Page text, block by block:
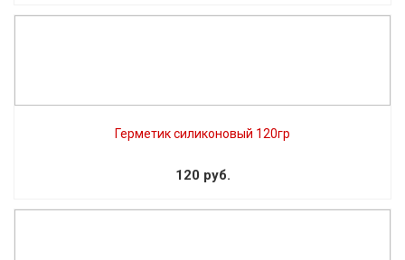
Герметик силиконовый 120гр
120 руб.